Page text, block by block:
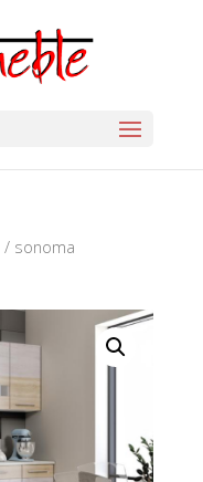
/ sonoma